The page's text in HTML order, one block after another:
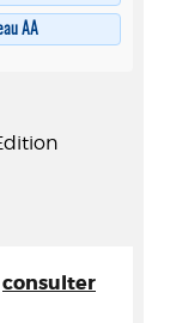
AA
consulter